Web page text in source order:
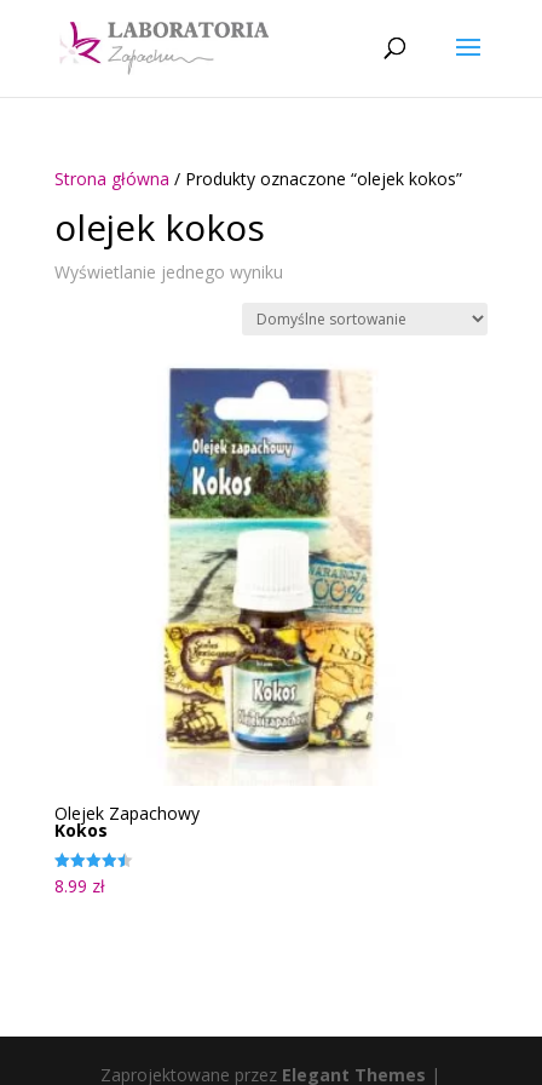
Strona główna / Produkty oznaczone “olejek kokos”
olejek kokos
Wyświetlanie jednego wyniku
Olejek Zapachowy
Kokos
Oceniono
4.50
8.99 zł
Zaprojektowane przez Elegant Themes |